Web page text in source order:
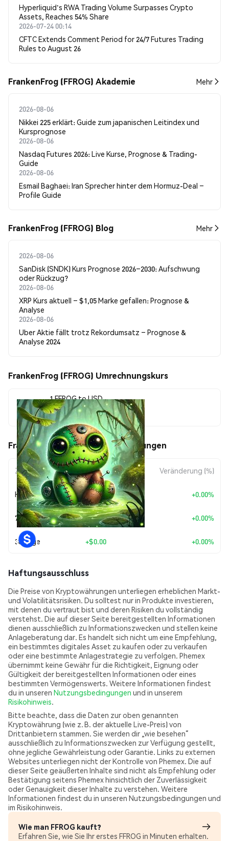
Hyperliquid's RWA Trading Volume Surpasses Crypto
Assets, Reaches 54% Share
2026-07-24 00:14
CFTC Extends Comment Period for 24/7 Futures Trading
Rules to August 26
FrankenFrog (FFROG) Akademie Mehr
2026-08-06
Nikkei 225 erklärt: Guide zum japanischen Leitindex und
Kursprognose
2026-08-06
Nasdaq Futures 2026: Live Kurse, Prognose & Trading-
Guide
2026-08-06
Esmail Baghaei: Iran Sprecher hinter dem Hormuz-Deal –
Profile Guide
FrankenFrog (FFROG) Blog Mehr
2026-08-06
SanDisk (SNDK) Kurs Prognose 2026–2030: Aufschwung
oder Rückzug?
2026-08-06
XRP Kurs aktuell – $1,05 Marke gefallen: Prognose &
Analyse
2026-08-06
Uber Aktie fällt trotz Rekordumsatz – Prognose &
Analyse 2024
FrankenFrog (FFROG) Umrechnungskurs
1 FFROG to USD
$0.00000426
FrankenFrog (FFROG) Kursbewegungen
Zeitraum Betragsänderung Veränderung (%)
Heute +$0.00 +0.00%
7 Tage +$0.00 +0.00%
30 Tage +$0.00 +0.00%
Haftungsausschluss
Die Preise von Kryptowährungen unterliegen erheblichen Markt-
und Volatilitätsrisiken. Du solltest nur in Produkte investieren,
mit denen du vertraut bist und deren Risiken du vollständig
verstehst. Die auf dieser Seite bereitgestellten Informationen
dienen ausschließlich zu Informationszwecken und stellen keine
Anlageberatung dar. Es handelt sich nicht um eine Empfehlung,
ein bestimmtes digitales Asset zu kaufen oder zu verkaufen
oder eine bestimmte Anlagestrategie zu verfolgen. Phemex
übernimmt keine Gewähr für die Richtigkeit, Eignung oder
Gültigkeit der bereitgestellten Informationen oder eines
bestimmten Vermögenswerts. Weitere Informationen findest
du in unseren Nutzungsbedingungen und in unserem
Risikohinweis.
Bitte beachte, dass die Daten zur oben genannten
Kryptowährung (wie z. B. der aktuelle Live-Preis) von
Drittanbietern stammen. Sie werden dir „wie besehen“
ausschließlich zu Informationszwecken zur Verfügung gestellt,
ohne jegliche Gewährleistung oder Garantie. Links zu externen
Websites unterliegen nicht der Kontrolle von Phemex. Die auf
dieser Seite geäußerten Inhalte sind nicht als Empfehlung oder
Bestätigung seitens Phemex hinsichtlich der Zuverlässigkeit
oder Genauigkeit dieser Inhalte zu verstehen. Weitere
Informationen findest du in unseren Nutzungsbedingungen und
im Risikohinweis.
Wie man FFROG kauft?
Erfahren Sie, wie Sie Ihr erstes FFROG in Minuten erhalten.